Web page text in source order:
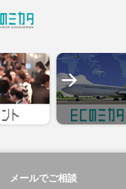
メールでご相談